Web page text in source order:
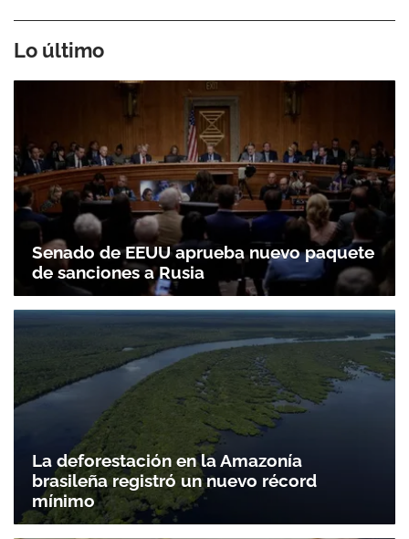
Gracias por suscribirte a nuestro boletín.
ACEPTAR
Lo último
Senado de EEUU aprueba nuevo paquete
de sanciones a Rusia
La deforestación en la Amazonía
brasileña registró un nuevo récord
mínimo